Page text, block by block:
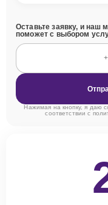
Оставьте заявку, и наш
поможет с выбором
Нажимая на кнопку, я даю
соответствии с